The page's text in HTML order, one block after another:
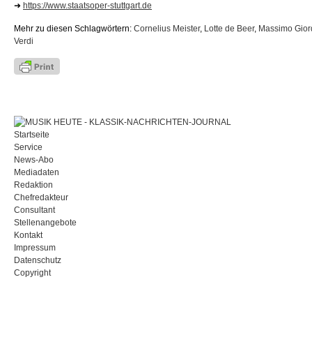
➜ https://www.staatsoper-stuttgart.de
Mehr zu diesen Schlagwörtern: Cornelius Meister, Lotte de Beer, Massimo
Verdi
Startseite
Service
News-Abo
Mediadaten
Redaktion
Chefredakteur
Consultant
Stellenangebote
Kontakt
Impressum
Datenschutz
Copyright